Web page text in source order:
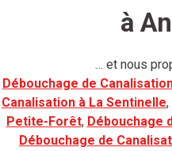
à
… et nous
Débouchage de
Canalisation à La Sentinelle,
Petite-Forêt, Débouchage
Débouchage de